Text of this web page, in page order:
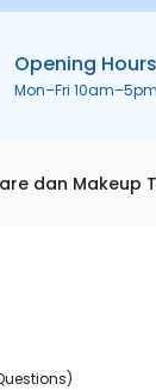
Opening Hours
Mon–Fri
dan Makeup